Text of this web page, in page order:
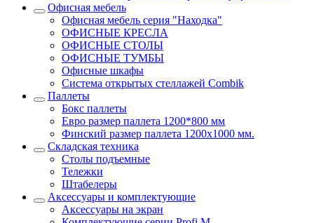
Офисная мебель
Офисная мебель серия "Находка"
ОФИСНЫЕ КРЕСЛА
ОФИСНЫЕ СТОЛЫ
ОФИСНЫЕ ТУМБЫ
Офисные шкафы
Система открытых стеллажей Combik
Паллеты
Бокс паллеты
Евро размер паллета 1200*800 мм
Финский размер паллета 1200х1000 мм.
Складская техника
Столы подъемные
Тележки
Штабелеры
Аксессуары и комплектующие
Аксессуары на экран